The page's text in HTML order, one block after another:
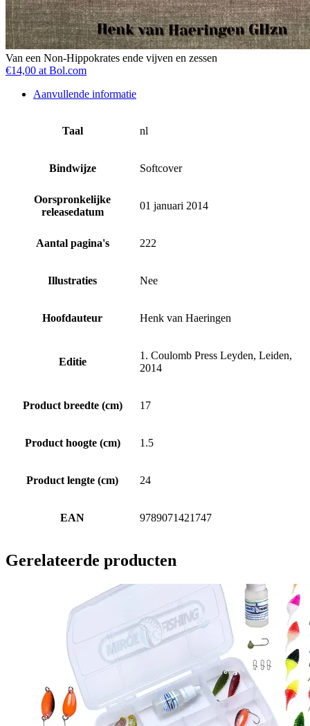
Van een Non-Hippokrates ende vijven en zessen
€14,00 at Bol.com
Aanvullende informatie
Taal nl
Bindwijze Softcover
Oorspronkelijke
releasedatum
01 januari 2014
Aantal pagina's 222
Illustraties Nee
Hoofdauteur Henk van Haeringen
Editie
1. Coulomb Press Leyden, Leiden,
2014
Product breedte (cm) 17
Product hoogte (cm) 1.5
Product lengte (cm) 24
EAN 9789071421747
Gerelateerde producten